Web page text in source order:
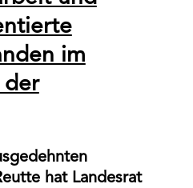
im
hat Landesrat